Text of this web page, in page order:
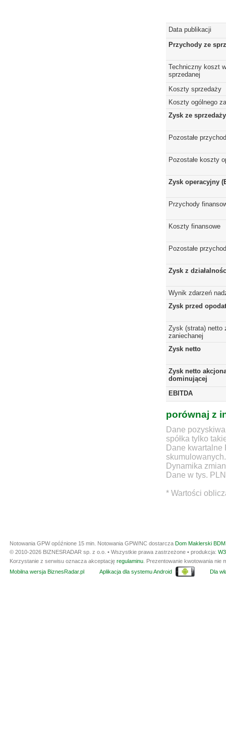
Data publikacji
Przychody ze
Techniczny koszt
sprzedanej
Koszty sprzedaży
Koszty ogólnego
Zysk ze sprzedaży
Pozostałe
Pozostałe koszty
Zysk operacyjny
Przychody
Koszty finansowe
Pozostałe
Zysk z
Wynik zdarzeń
Zysk przed
Zysk (strata) netto
zaniechanej
Zysk netto
Zysk netto
dominującej
EBITDA
porównaj z
Dane
spółka tylko
Dane
skumulowanych.
Dynamika
Dane w tys. PLN
* Wartości
Notowania GPW opóźnione 15 min. Notowania GPW/NC dostarcza Dom Maklerski
© 2010-2026 BIZNESRADAR sp. z o.o. • Wszystkie prawa zastrzeżone • produkcja:
Korzystanie z serwisu oznacza akceptację regulaminu . Prezentowanie kwotowania
Mobilna wersja BiznesRadar.pl
Aplikacja dla systemu Android Dla